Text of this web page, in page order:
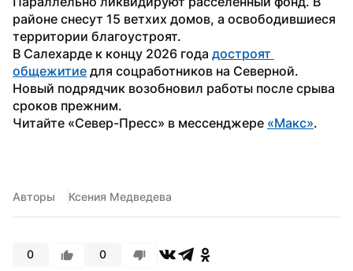
районе снесут 15 ветхих домов, а освободившиеся
территории благоустроят.
В Салехарде к концу 2026 года достроят
общежитие для соцработников на Северной.
Новый подрядчик возобновил работы после срыва
сроков прежним.
Читайте «Север-Пресс» в мессенджере «Макс».
Авторы Ксения Медведева
0 0